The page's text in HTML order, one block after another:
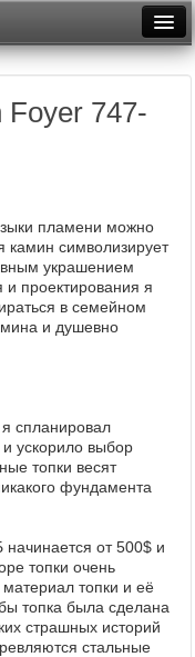
Foyer 747-
пламени можно
камин символизирует
украшением
проектирования я
в семейном
и душевно
спланировал
ускорило выбор
топки весят
фундамента
от 500$ и
топки очень
топки и её
топка была сделана
страшных историй
стальные